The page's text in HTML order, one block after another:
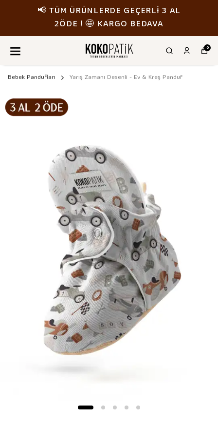
📢 TÜM ÜRÜNLERDE GEÇERLİ 3 AL
2ÖDE ! 🤩 KARGO BEDAVA
0
Bebek Pandufları Yarış Zamanı Desenli - Ev & Kreş Panduf